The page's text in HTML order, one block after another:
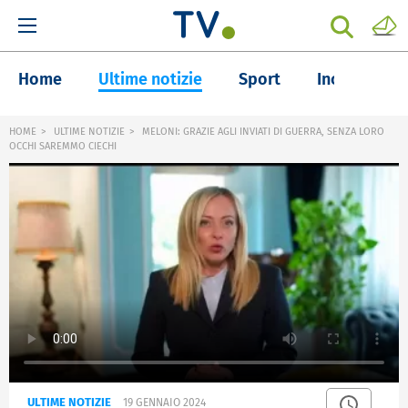
Home Ultime notizie Sport Inchieste
HOME ULTIME NOTIZIE
MELONI: GRAZIE AGLI INVIATI DI GUERRA, SENZA LORO
OCCHI SAREMMO CIECHI
ULTIME NOTIZIE 19 GENNAIO 2024